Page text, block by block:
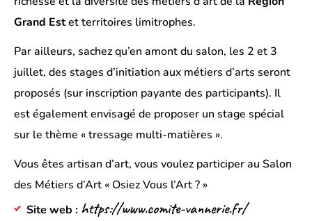
Grand Estet territoires limitrophes.
Par ailleurs, sachez qu’en amont du salon, les 2 et 3
juillet, des stages d’initiation aux métiers d’arts seront
proposés (sur inscription payante des participants). Il
est également envisagé de proposer un stage spécial
sur le thème « tressage multi-matières ».
Vous êtes artisan d’art, vous voulez participer au Salon
des Métiers d’Art « Osiez Vous l’Art ? »
Site web : https://www.comite-vannerie.fr/